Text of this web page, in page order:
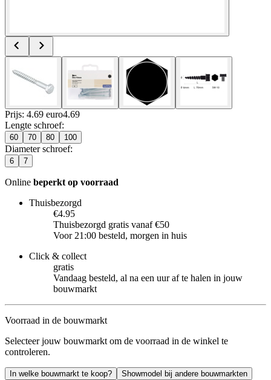
Prijs: 4.69 euro4.69
Lengte schroef:
60 70 80 100
Diameter schroef:
6 7
Online beperkt op voorraad
Thuisbezorgd
€4.95
Thuisbezorgd gratis vanaf €50
Voor 21:00 besteld, morgen in huis
Click & collect
gratis
Vandaag besteld, al na een uur af te halen in jouw
bouwmarkt
Voorraad in de bouwmarkt
Selecteer jouw bouwmarkt om de voorraad in de winkel te
controleren.
In welke bouwmarkt te koop? Showmodel bij andere bouwmarkten